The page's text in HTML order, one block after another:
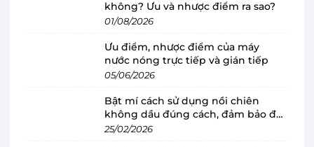
không? Ưu và nhược điểm ra sao?
01/08/2026
Ưu điểm, nhược điểm của máy
nước nóng trực tiếp và gián tiếp
05/06/2026
Bật mí cách sử dụng nồi chiên
không dầu đúng cách, đảm bảo độ
bền
25/02/2026